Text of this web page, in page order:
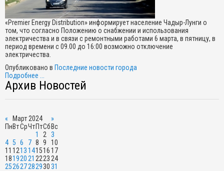
«Premier Energy Distribution» информирует население Чадыр-Лунги о
том, что согласно Положению о снабжении и использования
электричества и в связи с ремонтными работами 6 марта, в пятницу, в
период времени с 09.00 до 16:00 возможно отключение
электричества.
Опубликовано в Последние новости города
Подробнее ...
Архив Новостей
« Март 2024
»
ПнВтСрЧтПтСбВс
1
2
3
4 5 6 7 8 9
10
11 121314151617
181920 21 2223 24
25262728293031